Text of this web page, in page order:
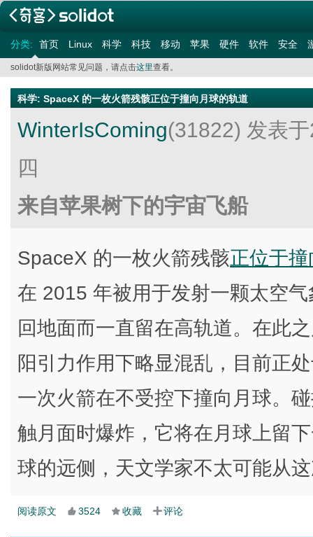
分类: 首页 Linux 科学 科技 移动 苹果 硬件 软件 安全
solidot新版网站常见问题，请点击这里查看。
科学: SpaceX 的一枚火箭残骸正位于撞向月球的轨道
WinterIsComing(31822) 发表
四
来自苹果树下的宇宙飞船
SpaceX 的一枚火箭残骸正位于
在 2015 年被用于发射一颗太空
回地面而一直留在高轨道。在此
阳引力作用下略显混乱，目前正
一次火箭在不受控下撞向月球。
触月面时爆炸，它将在月球上留
球的远侧，天文学家不太可能从
阅读原文 3524 收藏 评论